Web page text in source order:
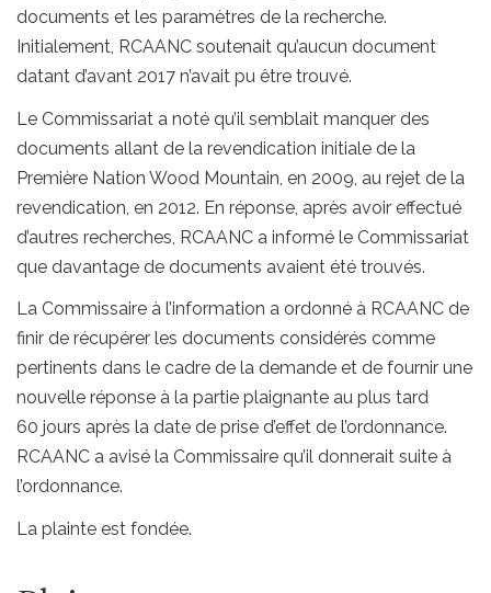
documents et les paramètres de la recherche.
Initialement, RCAANC soutenait qu’aucun document
datant d’avant 2017 n’avait pu être trouvé.
Le Commissariat a noté qu’il semblait manquer des
documents allant de la revendication initiale de la
Première Nation Wood Mountain, en 2009, au rejet de la
revendication, en 2012. En réponse, après avoir effectué
d’autres recherches, RCAANC a informé le Commissariat
que davantage de documents avaient été trouvés.
La Commissaire à l’information a ordonné à RCAANC de
finir de récupérer les documents considérés comme
pertinents dans le cadre de la demande et de fournir une
nouvelle réponse à la partie plaignante au plus tard
60 jours après la date de prise d’effet de l’ordonnance.
RCAANC a avisé la Commissaire qu’il donnerait suite à
l’ordonnance.
La plainte est fondée.